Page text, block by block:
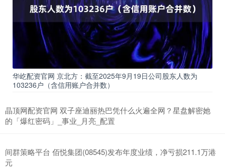
华屹配资官网 京北方：截至2025年9月19日公司股东人数为
103236户（含信用账户合并数）
晶顶网配资官网 双子座迪丽热巴凭什么火遍全网？星盘解密她
的「爆红密码」_事业_月亮_配置
间群策略平台 佰悦集团(08545)发布年度业绩，净亏损211.1万港
元